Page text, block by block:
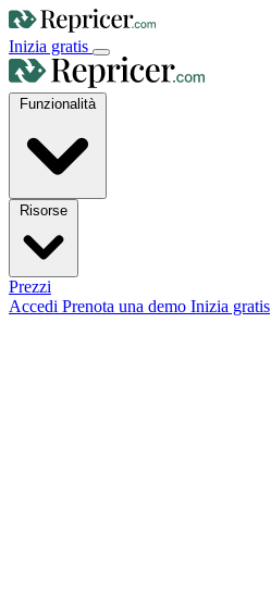
Inizia gratis
Funzionalità
Prezzi
Accedi Prenota una demo Inizia gratis